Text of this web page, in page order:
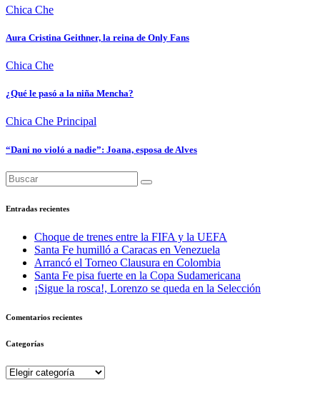
Chica Che
Aura Cristina Geithner, la reina de Only Fans
Chica Che
¿Qué le pasó a la niña Mencha?
Chica Che Principal
“Dani no violó a nadie”: Joana, esposa de Alves
Entradas recientes
Choque de trenes entre la FIFA y la UEFA
Santa Fe humilló a Caracas en Venezuela
Arrancó el Torneo Clausura en Colombia
Santa Fe pisa fuerte en la Copa Sudamericana
¡Sigue la rosca!, Lorenzo se queda en la Selección
Comentarios recientes
Categorías
Categorías